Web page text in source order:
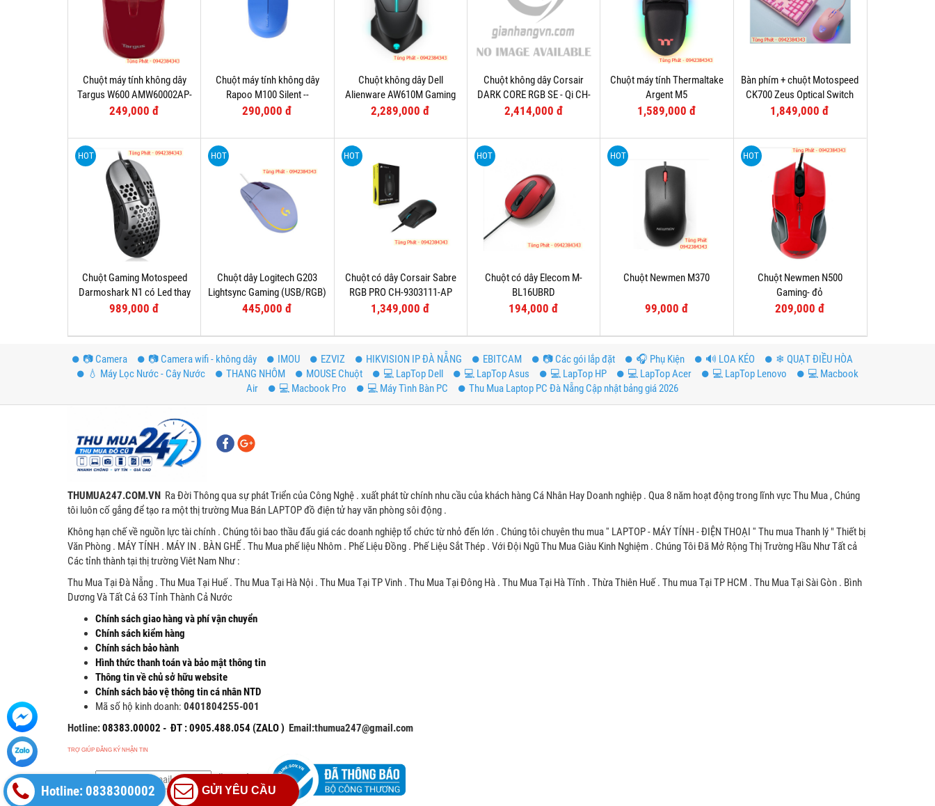
Chuột máy tính không dây
Targus W600 AMW60002AP-
52
249,000 đ
Chuột máy tính không dây
Rapoo M100 Silent --
Bluetooth
290,000 đ
Chuột không dây Dell
Alienware AW610M Gaming
2,289,000 đ
Chuột không dây Corsair
DARK CORE RGB SE - Qi CH-
9315111-AP
2,414,000 đ
Chuột máy tính Thermaltake
Argent M5
1,589,000 đ
Bàn phím + chuột Motospeed
CK700 Zeus Optical Switch
(Hồng)
1,849,000 đ
HOT
Chuột Gaming Motospeed
Darmoshark N1 có Led thay
đổi theo DPI
989,000 đ
HOT
Chuột dây Logitech G203
Lightsync Gaming (USB/RGB)
Tím
445,000 đ
HOT
Chuột có dây Corsair Sabre
RGB PRO CH-9303111-AP
1,349,000 đ
HOT
Chuột có dây Elecom M-
BL16UBRD
194,000 đ
HOT
Chuột Newmen M370
99,000 đ
HOT
Chuột Newmen N500
Gaming- đỏ
209,000 đ
📷 Camera 📷 Camera wifi - không dây IMOU EZVIZ HIKVISION IP ĐÀ NẴNG EBITCAM 📷 Các gói lắp đặt ️🎧 Phụ Kiện 🔊 LOA KÉO
❄ QUẠT ĐIỀU HÒA
💧 Máy Lọc Nước - Cây Nước
THANG NHÔM MOUSE Chuột 💻 LapTop Dell 💻 LapTop Asus 💻 LapTop HP 💻 LapTop Acer 💻 LapTop Lenovo
💻 Macbook
Air
💻 Macbook Pro 💻 Máy Tình Bàn PC Thu Mua Laptop PC Đà Nẵng Cập nhật bảng giá 2026
THUMUA247.COM.VN Ra Đời Thông qua sự phát Triển của Công Nghệ . xuất phát từ chính nhu cầu của khách hàng Cá Nhân Hay Doanh nghiệp . Qua 8 năm hoạt động trong lĩnh vực Thu Mua , Chúng
tôi luôn cố gắng để tạo ra một thị trường Mua Bán LAPTOP đồ điện tử hay văn phòng sôi động .
Không hạn chế về nguồn lực tài chính . Chúng tôi bao thầu đấu giá các doanh nghiệp tổ chức từ nhỏ đến lớn . Chúng tôi chuyên thu mua '' LAPTOP - MÁY TÍNH - ĐIỆN THOẠI '' Thu mua Thanh lý " Thiết bị
Văn Phòng . MÁY TÍNH . MÁY IN . BÀN GHẾ . Thu Mua phế liệu Nhôm . Phế Liệu Đồng . Phế Liệu Sắt Thép . Với Đội Ngũ Thu Mua Giàu Kinh Nghiệm . Chúng Tôi Đã Mở Rộng Thị Trường Hầu Như Tất cả
Các tỉnh thành tại thị trường Viêt Nam Như :
Thu Mua Tại Đà Nẵng . Thu Mua Tại Huế . Thu Mua Tại Hà Nội . Thu Mua Tại TP Vinh . Thu Mua Tại Đông Hà . Thu Mua Tại Hà Tĩnh . Thừa Thiên Huế . Thu mua Tại TP HCM . Thu Mua Tại Sài Gòn . Bình
Dương Và Tất Cả 63 Tỉnh Thành Cả Nước
Chính sách giao hàng và phí vận chuyển
Chính sách kiểm hàng
Chính sách bảo hành
Hình thức thanh toán và bảo mật thông tin
Thông tin về chủ sở hữu website
Chính sách bảo vệ thông tin cá nhân NTD
Mã số hộ kinh doanh: 0401804255-001
Hotline:08383.00002 - ĐT : 0905.488.054 (ZALO ) Email:thumua247@gmail.com
TRỢ GIÚP ĐĂNG KÝ NHẬN TIN
Hotline: 0838300002 GỬI YÊU CẦU